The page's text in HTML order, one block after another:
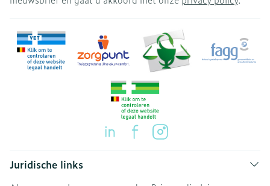
Juridische links